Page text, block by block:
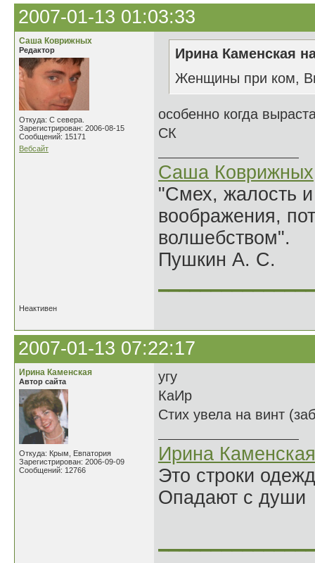
2007-01-13 01:03:33
Саша Коврижных
Редактор
Откуда: С севера.
Зарегистрирован: 2006-08-15
Сообщений: 15171
Вебсайт
Ирина Каменская
Женщины при ком,
особенно когда
СК
Саша Коврижных
"Смех, жалость
воображения,
волшебством".
Пушкин А. С.
Неактивен
2007-01-13 07:22:17
Ирина Каменская
Автор сайта
Откуда: Крым, Евпатория
Зарегистрирован: 2006-09-09
Сообщений: 12766
угу
КаИр
Стих увела на винт
Ирина Каменская
Это строки
Опадают с души